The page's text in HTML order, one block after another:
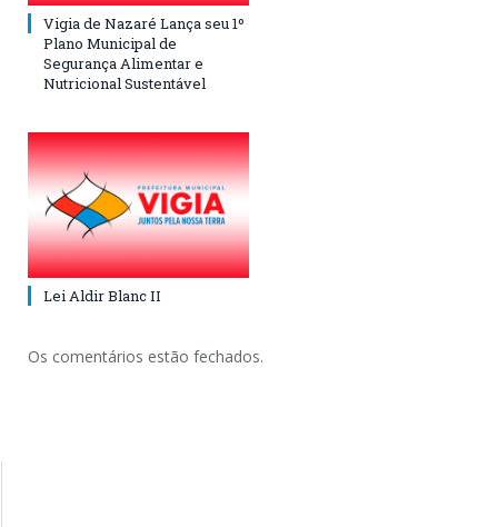
Vigia de Nazaré Lança seu 1º
Plano Municipal de
Segurança Alimentar e
Nutricional Sustentável
Lei Aldir Blanc II
Os comentários estão fechados.